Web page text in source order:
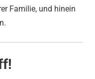
Familie, und hinein